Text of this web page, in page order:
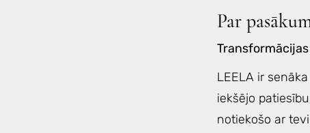
Par
Transformācijas
LEELA ir
iekšējo
notiekošo ar